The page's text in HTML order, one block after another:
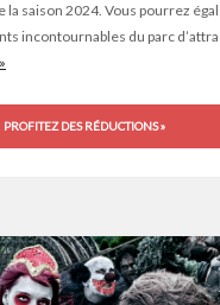
la saison 2024. Vous pourrez
incontournables du parc
PROFITEZ DES RÉDUCTIONS »